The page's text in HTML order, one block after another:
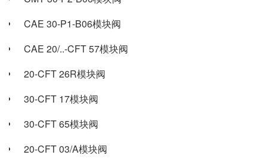
CAE 30-P1-B06模块阀
CAE 20/..-CFT 57模块阀
20-CFT 26R模块阀
30-CFT 17模块阀
30-CFT 65模块阀
20-CFT 03/A模块阀